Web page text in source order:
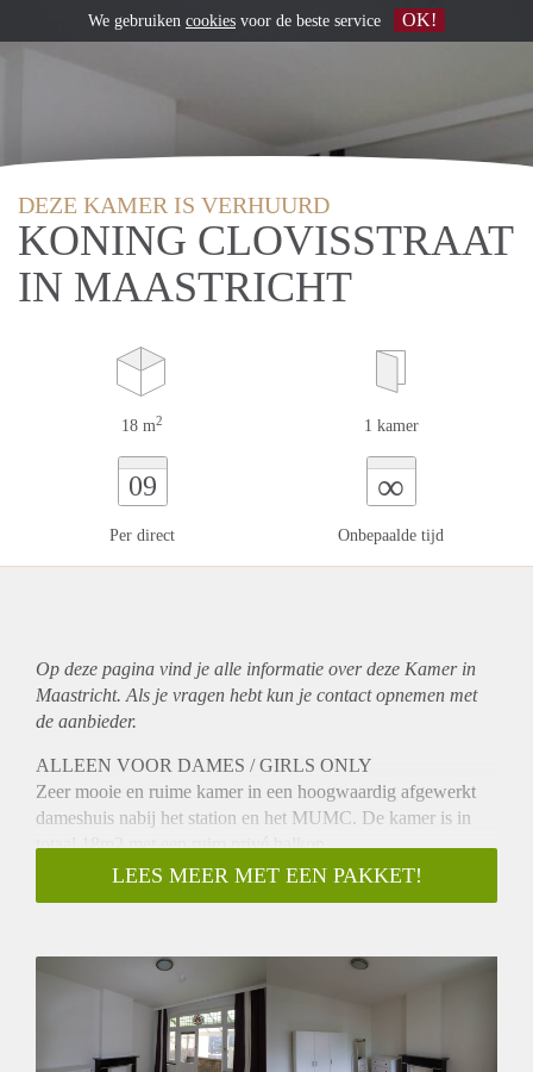
DEZE KAMER IS VERHUURD
KONING CLOVISSTRAAT
IN MAASTRICHT
18 m2 1 kamer
09
Per direct
∞
Onbepaalde tijd
Op deze pagina vind je alle informatie over deze Kamer in
Maastricht. Als je vragen hebt kun je contact opnemen met
de aanbieder.
ALLEEN VOOR DAMES / GIRLS ONLY
Zeer mooie en ruime kamer in een hoogwaardig afgewerkt
dameshuis nabij het station en het MUMC. De kamer is in
totaal 18m2 met een ruim privé balkon.
Supermarkten zijn nabij en parkeren kan gratis voor de deur.
Je deelt de gezamenlijke voorzieningen zoals de keuken met
Kamer kan ook gemeubileerd gehuurd worden door
overname van de meubels voor €450,00.
LEES MEER MET EEN PAKKET!
We gebruiken cookies voor de beste service OK!